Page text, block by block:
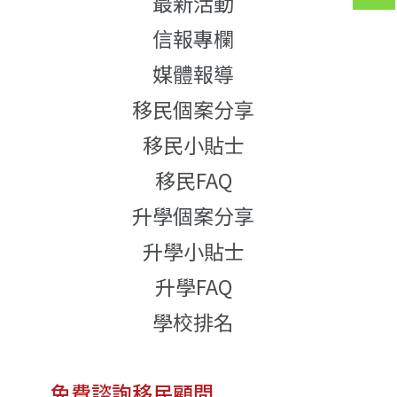
信報專欄
媒體報導
移民個案分享
移民小貼士
移民FAQ
升學個案分享
升學小貼士
升學FAQ
學校排名